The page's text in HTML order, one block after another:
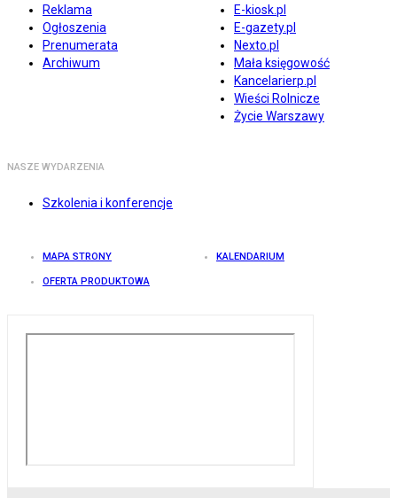
Reklama
Ogłoszenia
Prenumerata
Archiwum
E-kiosk.pl
E-gazety.pl
Nexto.pl
Mała księgowość
Kancelarierp.pl
Wieści Rolnicze
Życie Warszawy
NASZE WYDARZENIA
Szkolenia i konferencje
MAPA STRONY KALENDARIUM
OFERTA PRODUKTOWA